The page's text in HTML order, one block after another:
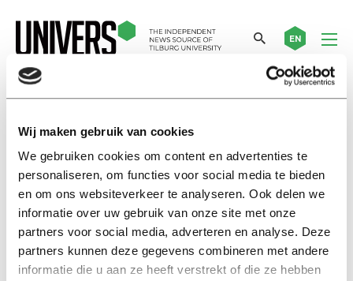
Wij maken gebruik van cookies
We gebruiken cookies om content en advertenties te
personaliseren, om functies voor social media te bieden
en om ons websiteverkeer te analyseren. Ook delen we
informatie over uw gebruik van onze site met onze
partners voor social media, adverteren en analyse. Deze
partners kunnen deze gegevens combineren met andere
informatie die u aan ze heeft verstrekt of die ze hebben
EN
Paula: ‘Because of long covid, I
am capable of less and less’
25 mei 2023
Leven met long covid